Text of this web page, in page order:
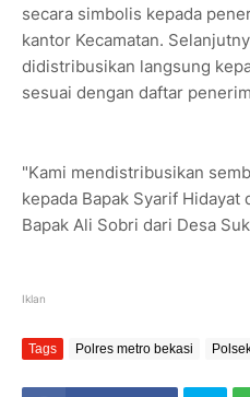
secara simbolis kepada
kantor Kecamatan.
didistribusikan langsung
sesuai dengan daftar
"Kami mendistribusikan
kepada Bapak Syarif Hidayat
Bapak Ali Sobri dari Desa
Iklan
Tags Polres metro bekasi